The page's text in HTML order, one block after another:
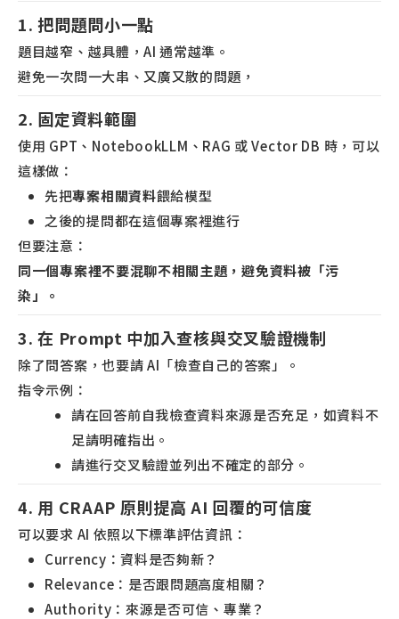
1. 把問題問小一點
題目越窄、越具體，AI 通常越準。
避免一次問一大串、又廣又散的問題，
2. 固定資料範圍
使用 GPT、NotebookLLM、RAG 或 Vector DB 時，可以
這樣做：
先把專案相關資料餵給模型
之後的提問都在這個專案裡進行
但要注意：
同一個專案裡不要混聊不相關主題，避免資料被「污
染」。
3. 在 Prompt 中加入查核與交叉驗證機制
除了問答案，也要請 AI「檢查自己的答案」。
指令示例：
請在回答前自我檢查資料來源是否充足，如資料不
足請明確指出。
請進行交叉驗證並列出不確定的部分。
4. 用 CRAAP 原則提高 AI 回覆的可信度
可以要求 AI 依照以下標準評估資訊：
Currency：資料是否夠新？
Relevance：是否跟問題高度相關？
Authority：來源是否可信、專業？